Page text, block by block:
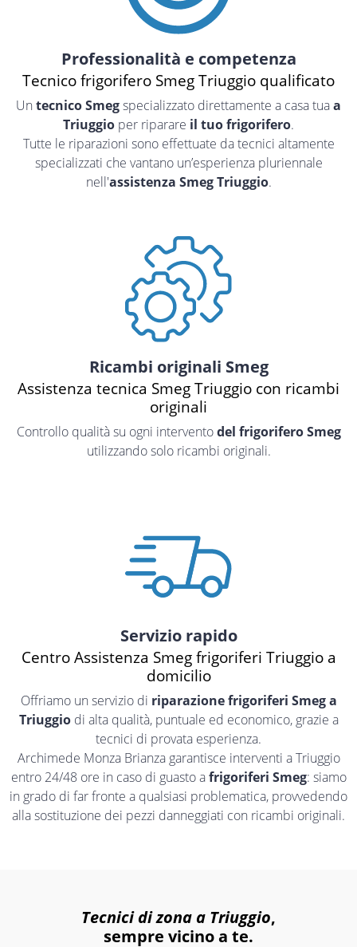
Professionalità e competenza
Tecnico frigorifero Smeg Triuggio qualificato
Un tecnico Smegspecializzato direttamente a casa tuaa
Triuggio per riparare il tuo frigorifero.
Tutte le riparazioni sono effettuate da tecnici altamente
specializzati che vantano un’esperienza pluriennale
nell'assistenza Smeg Triuggio.
Ricambi originali Smeg
Assistenza tecnica Smeg Triuggio con ricambi
originali
Controllo qualità su ogni interventodel frigorifero Smeg
utilizzando solo ricambi originali.
Servizio rapido
Centro Assistenza Smeg frigoriferi Triuggio a
domicilio
Offriamo un servizio di riparazione frigoriferi Smeg a
Triuggiodi alta qualità, puntuale ed economico, grazie a
tecnici di provata esperienza.
Archimede Monza Brianza garantisce interventi a Triuggio
entro 24/48 ore in caso di guasto afrigoriferi Smeg: siamo
in grado di far fronte a qualsiasi problematica, provvedendo
alla sostituzione dei pezzi danneggiati con ricambi originali.
Tecnici di zona a Triuggio,
sempre vicino a te.